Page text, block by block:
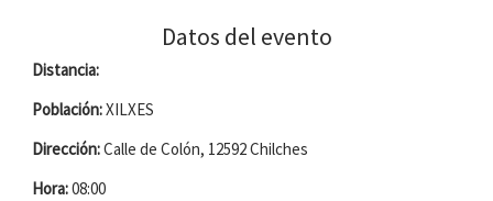
Datos del evento
Distancia:
Población:XILXES
Dirección:Calle de Colón, 12592 Chilches
Hora:08:00